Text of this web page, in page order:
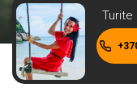
Turite